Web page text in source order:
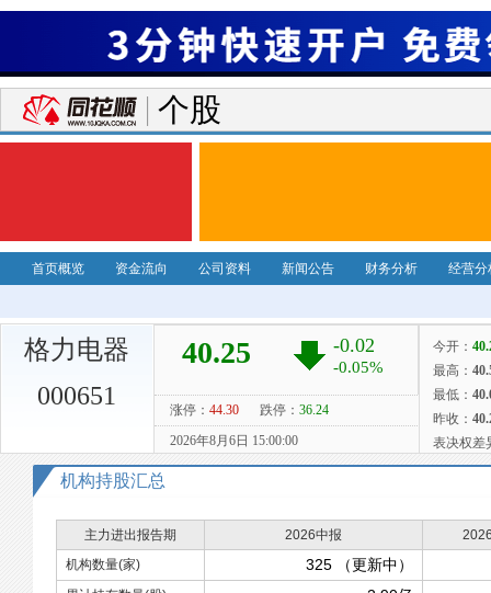
个股
首页概览 资金流向 公司资料 新闻公告 财务分析 经营分
格力电器
000651